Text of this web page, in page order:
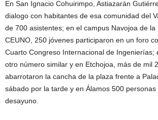
En San Ignacio Cohuirimpo, Astiazarán
dialogo con habitantes de esa comunidad del
de 700 asistentes; en el campus Navojoa de la
CEUNO, 250 jóvenes participaron en un foro
Cuarto Congreso Internacional de Ingenierías;
otro número similar y en Etchojoa, más de mil
abarrotaron la cancha de la plaza frente a
sábado por la tarde y en Álamos 500 personas
desayuno.